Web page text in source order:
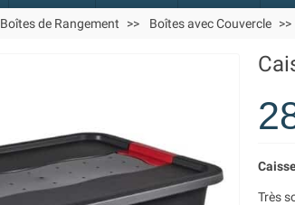
Boîtes de Rangement Boîtes avec Couvercle
Très